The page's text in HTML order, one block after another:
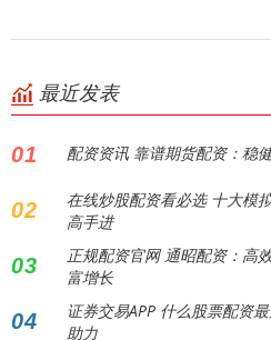
最近发表
01 配资资讯 靠谱期货配资：稳
02
在线炒股配资看必选 十大模
高手进
03
正规配资官网 通昭配资：高
富增长
04
证券交易APP 什么股票配资
助力